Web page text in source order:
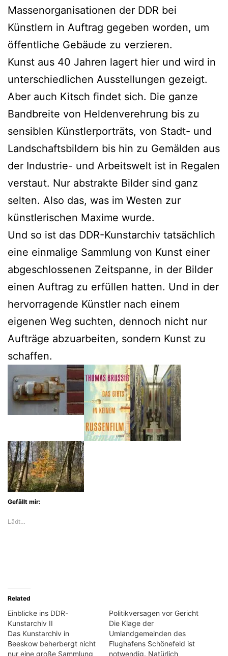
Massenorganisationen der DDR bei
Künstlern in Auftrag gegeben worden, um
öffentliche Gebäude zu verzieren.
Kunst aus 40 Jahren lagert hier und wird in
unterschiedlichen Ausstellungen gezeigt.
Aber auch Kitsch findet sich. Die ganze
Bandbreite von Heldenverehrung bis zu
sensiblen Künstlerporträts, von Stadt- und
Landschaftsbildern bis hin zu Gemälden aus
der Industrie- und Arbeitswelt ist in Regalen
verstaut. Nur abstrakte Bilder sind ganz
selten. Also das, was im Westen zur
künstlerischen Maxime wurde.
Und so ist das DDR-Kunstarchiv tatsächlich
eine einmalige Sammlung von Kunst einer
abgeschlossenen Zeitspanne, in der Bilder
einen Auftrag zu erfüllen hatten. Und in der
hervorragende Künstler nach einem
eigenen Weg suchten, dennoch nicht nur
Aufträge abzuarbeiten, sondern Kunst zu
schaffen.
Gefällt mir:
Lädt…
Related
Einblicke ins DDR-
Kunstarchiv II
Das Kunstarchiv in
Beeskow beherbergt nicht
nur eine große Sammlung
Politikversagen vor Gericht
Die Klage der
Umlandgemeinden des
Flughafens Schönefeld ist
notwendig. Natürlich